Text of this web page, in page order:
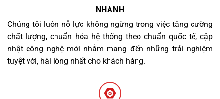
NHANH
Chúng tôi luôn nỗ lực không ngừng trong việc tăng cường
chất lượng, chuẩn hóa hệ thống theo chuẩn quốc tế, cập
nhật công nghệ mới nhằm mang đến những trải nghiệm
tuyệt vời, hài lòng nhất cho khách hàng.